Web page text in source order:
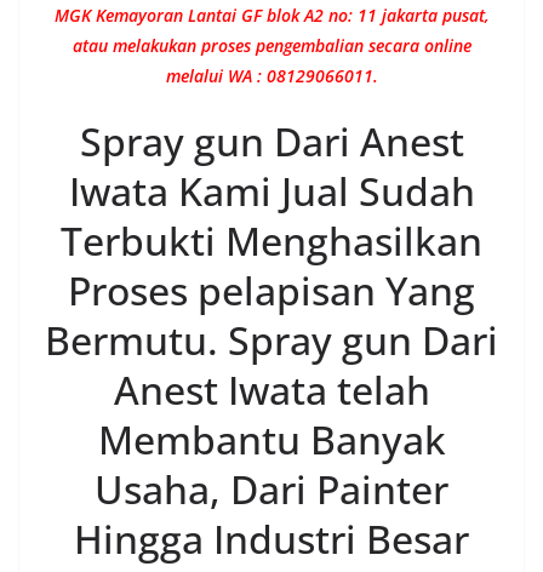
MGK Kemayoran Lantai GF blok A2 no: 11 jakarta pusat,
atau melakukan proses pengembalian secara online
melalui WA : 08129066011.
Spray gun Dari Anest
Iwata Kami Jual Sudah
Terbukti Menghasilkan
Proses pelapisan Yang
Bermutu. Spray gun Dari
Anest Iwata telah
Membantu Banyak
Usaha, Dari Painter
Hingga Industri Besar